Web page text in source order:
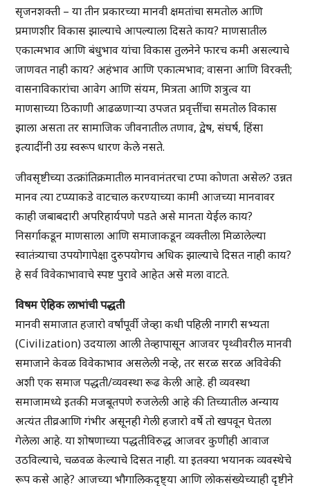
सृजनशक्ती – या तीन प्रकारच्या मानवी क्षमतांचा समतोल आणि
प्रमाणशीर विकास झाल्याचे आपल्याला दिसते काय? माणसातील
एकात्मभाव आणि बंधुभाव यांचा विकास तुलनेने फारच कमी असल्याचे
जाणवत नाही काय? अहंभाव आणि एकात्मभाव; वासना आणि विरक्ती;
वासनाविकारांचा आवेग आणि संयम, मित्रता आणि शत्रुत्व या
माणसाच्या ठिकाणी आढळणार्‍या उपजत प्रवृत्तींचा समतोल विकास
झाला असता तर सामाजिक जीवनातील तणाव, द्वेष, संघर्ष, हिंसा
इत्यादींनी उग्र स्वरूप धारण केले नसते.
जीवसृष्टीच्या उत्क्रांतिक्रमातील मानवानंतरचा टप्पा कोणता असेल? उन्नत
मानव त्या टप्प्याकडे वाटचाल करण्याच्या कामी आजच्या मानवावर
काही जबाबदारी अपरिहार्यपणे पडते असे मानता येईल काय?
निसर्गाकडून माणसाला आणि समाजाकडून व्यक्तीला मिळालेल्या
स्वातंत्र्याचा उपयोगापेक्षा दुरुपयोगच अधिक झाल्याचे दिसत नाही काय?
हे सर्व विवेकाभावाचे स्पष्ट पुरावे आहेत असे मला वाटते.
विषम ऐहिक लाभांची पद्धती
मानवी समाजात हजारो वर्षांपूर्वी जेव्हा कधी पहिली नागरी सभ्यता
(Civilization) उदयाला आली तेव्हापासून आजवर पृथ्वीवरील मानवी
समाजाने केवळ विवेकाभाव असलेली नव्हे, तर सरळ सरळ अविवेकी
अशी एक समाज पद्धती/व्यवस्था रूढ केली आहे. ही व्यवस्था
समाजामध्ये इतकी मजबूतपणे रुजलेली आहे की तिच्यातील अन्याय
अत्यंत तीव्रआणि गंभीर असूनही गेली हजारो वर्षे तो खपवून घेतला
गेलेला आहे. या शोषणाच्या पद्धतीविरुद्ध आजवर कुणीही आवाज
उठविल्याचे, चळवळ केल्याचे दिसत नाही. या इतक्या भयानक व्यवस्थेचे
रूप कसे आहे? आजच्या भौगालिकदृष्ट्या आणि लोकसंख्येच्याही दृष्टीने